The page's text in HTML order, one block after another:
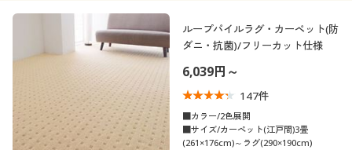
ループパイルラグ・カーペット(防
ダニ・抗菌)/フリーカット仕様
6,039円～
147件
■カラー/2色展開
■サイズ/カーペット(江戸間)3畳
(261×176cm)～ラグ(290×190cm)